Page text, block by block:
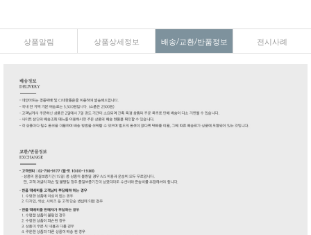
상품알림 상품상세정보 배송/교환/반품정보 전시사례